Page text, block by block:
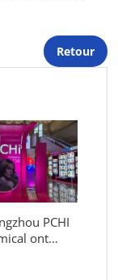
Retour
PCHI
ont